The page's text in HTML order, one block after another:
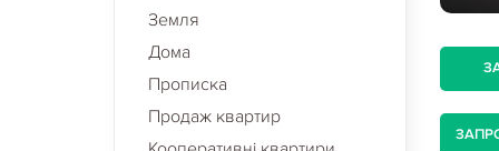
Земля
Дома
Прописка
Продаж квартир